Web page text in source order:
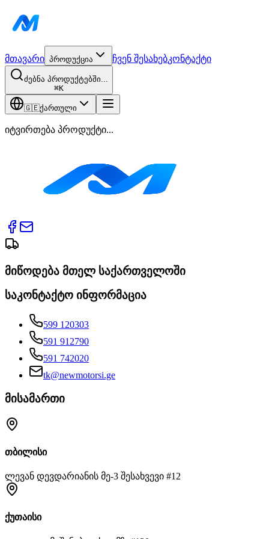
მთავარი პროდუქცია ჩვენ შესახებკონტაქტი
ძებნა პროდუქტებში...
⌘K
🇬🇪ქართული
იტვირთება პროდუქტი...
მიწოდება მთელ საქართველოში
საკონტაქტო ინფორმაცია
599 120303
591 912790
591 742020
tk@newmotorsi.ge
მისამართი
თბილისი
ლევან დევდარიანის მე-3 შესახვევი #12
ქუთაისი